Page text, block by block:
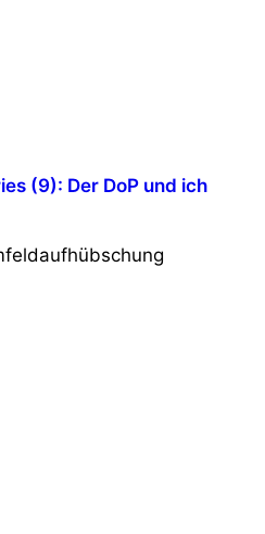
(9): Der DoP und ich